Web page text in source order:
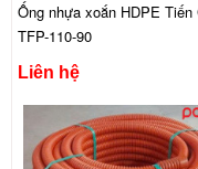
Ống nhựa xoắn HDPE Tiến
TFP-110-90
Liên hệ